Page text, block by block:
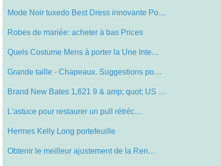
Mode Noir tuxedo Best Dress innovante Po…
Robes de mariée: acheter à bas Prices
Quels Costume Mens à porter la Une Inte…
Grande taille - Chapeaux. Suggestions po…
Brand New Bates 1,621 9 & amp; quot; US …
L'astuce pour restaurer un pull rétréc…
Hermes Kelly Long portefeuille
Obtenir le meilleur ajustement de la Ren…